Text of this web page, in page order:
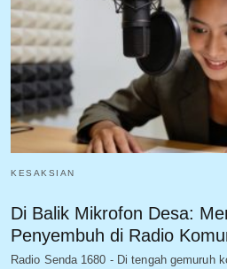
KESAKSIAN
Di Balik Mikrofon Desa:
Penyembuh di Radio
Radio Senda 1680 - Di tengah gemuruh